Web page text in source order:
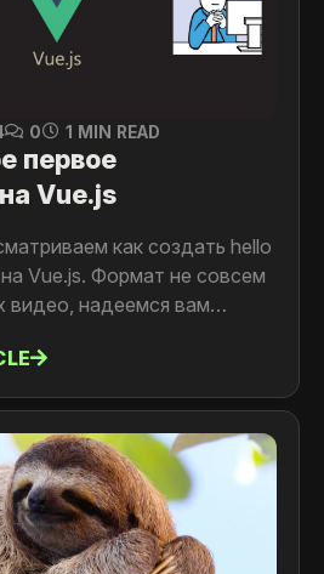
0 1 MIN READ
первое
Vue.js
как создать hello
Vue.js. Формат не совсем
видео, надеемся вам